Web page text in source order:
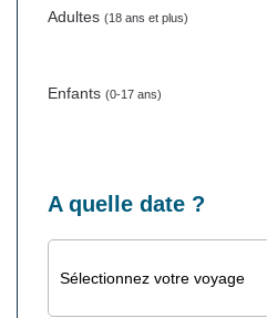
Adultes (18 ans et plus)
Enfants (0-17 ans)
A quelle date ?
Sélectionnez votre voyage